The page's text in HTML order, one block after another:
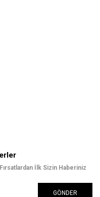
İlk Sizin Haberiniz
GÖNDER